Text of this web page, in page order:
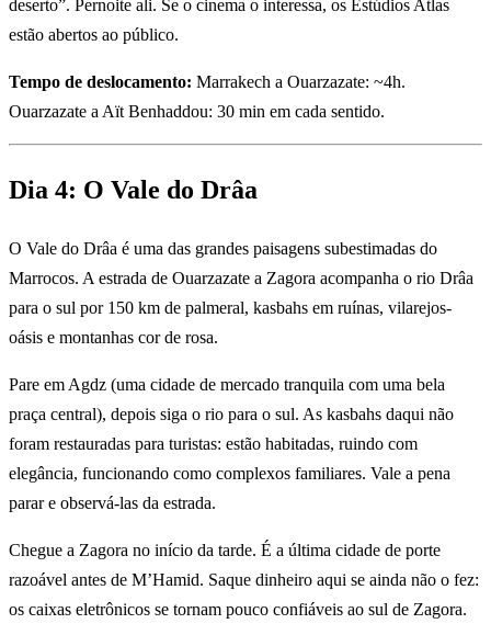
deserto”. Pernoite ali. Se o cinema o interessa, os Estúdios Atlas
estão abertos ao público.
Tempo de deslocamento: Marrakech a Ouarzazate: ~4h.
Ouarzazate a Aït Benhaddou: 30 min em cada sentido.
Dia 4: O Vale do Drâa
O Vale do Drâa é uma das grandes paisagens subestimadas do
Marrocos. A estrada de Ouarzazate a Zagora acompanha o rio Drâa
para o sul por 150 km de palmeral, kasbahs em ruínas, vilarejos-
oásis e montanhas cor de rosa.
Pare em Agdz (uma cidade de mercado tranquila com uma bela
praça central), depois siga o rio para o sul. As kasbahs daqui não
foram restauradas para turistas: estão habitadas, ruindo com
elegância, funcionando como complexos familiares. Vale a pena
parar e observá-las da estrada.
Chegue a Zagora no início da tarde. É a última cidade de porte
razoável antes de M’Hamid. Saque dinheiro aqui se ainda não o fez:
os caixas eletrônicos se tornam pouco confiáveis ao sul de Zagora.